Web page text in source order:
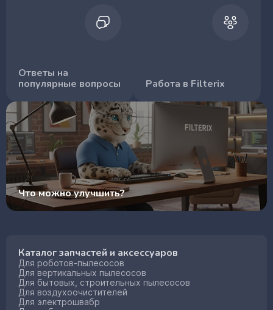
Ответы на
популярные вопросы
Работа в Filterix
Что можно улучшить?
Каталог запчастей и аксессуаров
Для роботов-пылесосов
Для вертикальных пылесосов
Для бытовых, строительных пылесосов
Для воздухоочистителей
Для электрошвабр